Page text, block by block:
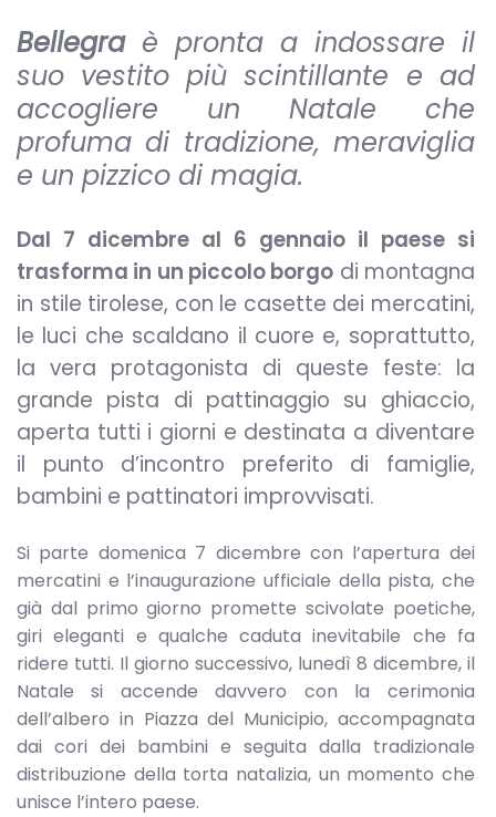
Bellegraè pronta a indossare il
suo vestito più scintillante e ad
accogliere un Natale che
profuma di tradizione, meraviglia
e un pizzico di magia.
Dal 7 dicembre al 6 gennaio il paese si
trasforma in un piccolo borgo di montagna
in stile tirolese, con le casette dei mercatini,
le luci che scaldano il cuore e, soprattutto,
la vera protagonista di queste feste: la
grande pista di pattinaggio su ghiaccio,
aperta tutti i giorni e destinata a diventare
il punto d’incontro preferito di famiglie,
bambini e pattinatori improvvisati.
Si parte domenica 7 dicembre con l’apertura dei
mercatini e l’inaugurazione ufficiale della pista, che
già dal primo giorno promette scivolate poetiche,
giri eleganti e qualche caduta inevitabile che fa
ridere tutti. Il giorno successivo, lunedì 8 dicembre, il
Natale si accende davvero con la cerimonia
dell’albero in Piazza del Municipio, accompagnata
dai cori dei bambini e seguita dalla tradizionale
distribuzione della torta natalizia, un momento che
unisce l’intero paese.